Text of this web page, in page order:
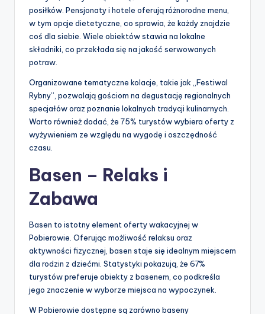
posiłków. Pensjonaty i hotele oferują różnorodne menu,
w tym opcje dietetyczne, co sprawia, że każdy znajdzie
coś dla siebie. Wiele obiektów stawia na lokalne
składniki, co przekłada się na jakość serwowanych
potraw.
Organizowane tematyczne kolacje, takie jak „Festiwal
Rybny”, pozwalają gościom na degustację regionalnych
specjałów oraz poznanie lokalnych tradycji kulinarnych.
Warto również dodać, że 75% turystów wybiera oferty z
wyżywieniem ze względu na wygodę i oszczędność
czasu.
Basen – Relaks i
Zabawa
Basen to istotny element oferty wakacyjnej w
Pobierowie. Oferując możliwość relaksu oraz
aktywności fizycznej, basen staje się idealnym miejscem
dla rodzin z dziećmi. Statystyki pokazują, że 67%
turystów preferuje obiekty z basenem, co podkreśla
jego znaczenie w wyborze miejsca na wypoczynek.
W Pobierowie dostępne są zarówno baseny